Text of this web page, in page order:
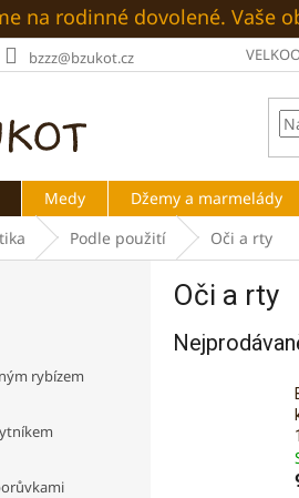
na rodinné dovolené. Vaše
bzzz@bzukot.cz
Medy Džemy a marmelády
Podle použití Oči a rty
rybízem
Oči a rty